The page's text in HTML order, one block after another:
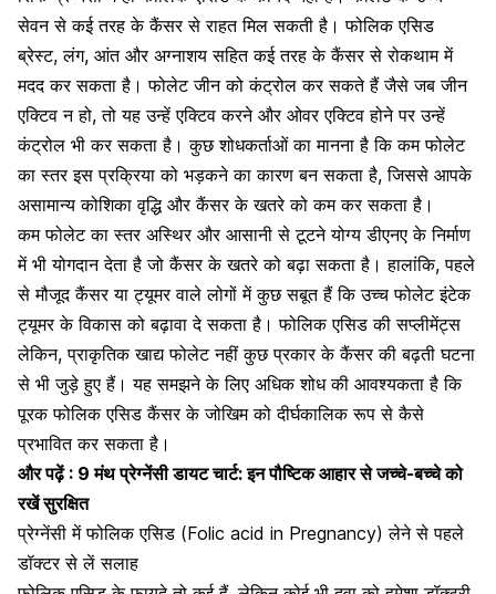
सेवन से कई तरह के कैंसर से राहत मिल सकती है। फोलिक एसिड
ब्रेस्ट, लंग, आंत और अग्नाशय सहित कई तरह के कैंसर से रोकथाम में
मदद कर सकता है। फोलेट जीन को कंट्रोल कर सकते हैं जैसे जब जीन
एक्टिव न हो, तो यह उन्हें एक्टिव करने और ओवर एक्टिव होने पर उन्हें
कंट्रोल भी कर सकता है। कुछ शोधकर्ताओं का मानना ​​है कि कम फोलेट
का स्तर इस प्रक्रिया को भड़कने का कारण बन सकता है, जिससे आपके
असामान्य कोशिका वृद्धि और कैंसर के खतरे को कम कर सकता है।
कम फोलेट का स्तर अस्थिर और आसानी से टूटने योग्य डीएनए के निर्माण
में भी योगदान देता है जो कैंसर के खतरे को बढ़ा सकता है। हालांकि, पहले
से मौजूद कैंसर या ट्यूमर वाले लोगों में कुछ सबूत हैं कि उच्च फोलेट इंटेक
ट्यूमर के विकास को बढ़ावा दे सकता है। फोलिक एसिड की सप्लीमेंट्स
लेकिन, प्राकृतिक खाद्य फोलेट नहीं कुछ प्रकार के कैंसर की बढ़ती घटना
से भी जुड़े हुए हैं। यह समझने के लिए अधिक शोध की आवश्यकता है कि
पूरक फोलिक एसिडकैंसर के जोखिमको दीर्घकालिक रूप से कैसे
प्रभावित कर सकता है।
और पढ़ें : 9 मंथ प्रेग्नेंसी डायट चार्ट: इन पौष्टिक आहार से जच्चे-बच्चे को
रखें सुरक्षित
प्रेग्नेंसी में फोलिक एसिड (Folic acid in Pregnancy) लेने से पहले
डॉक्टर से लें सलाह